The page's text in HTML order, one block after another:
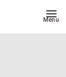
Menu